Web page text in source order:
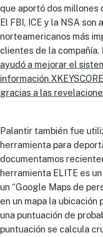
que aportó dos millones
El FBI, ICE y la NSA
norteamericanos más
clientes de la compañía.
ayudó a mejorar el
información XKEYSCORE
gracias a las
Palantir también fue
herramienta para
documentamos
herramienta ELITE es
un “Google Maps de
en un mapa la
una puntuación de
puntuación se calcula